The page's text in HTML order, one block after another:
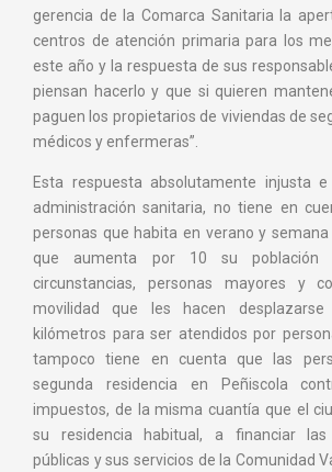
gerencia de la Comarca Sanitaria la
centros de atención primaria para los
este año y la respuesta de sus
piensan hacerlo y que si quieren
paguen los propietarios de viviendas de
médicos y enfermeras”.
Esta respuesta absolutamente injusta
administración sanitaria, no tiene en
personas que habita en verano y
que aumenta por 10 su población
circunstancias, personas mayores y
movilidad que les hacen
kilómetros para ser atendidos por
tampoco tiene en cuenta que las
segunda residencia en Peñiscola
impuestos, de la misma cuantía que el
su residencia habitual, a financiar las
públicas y sus servicios de la Comunidad